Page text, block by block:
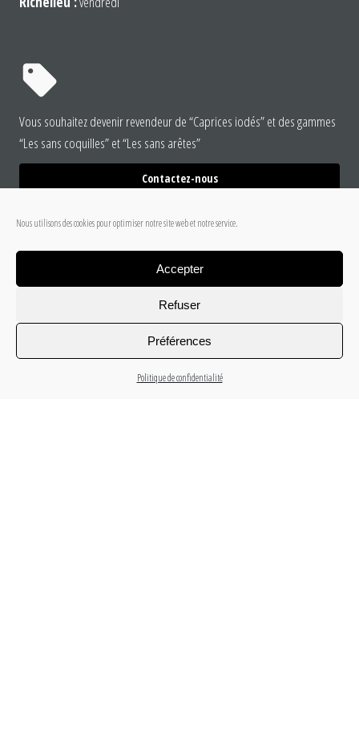
Nous utilisons des cookies pour optimiser notre site web et notre service.
Accepter
Refuser
Préférences
Politique de confidentialité
Vous souhaitez devenir revendeur de “Caprices iodés” et des gammes
“Les sans coquilles” et “Les sans arêtes”
Contactez-nous